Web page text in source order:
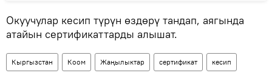
Окуучулар кесип түрүн өздөрү тандап, аягында
атайын сертификаттарды алышат.
Кыргызстан Коом Жаңылыктар сертификат кесип